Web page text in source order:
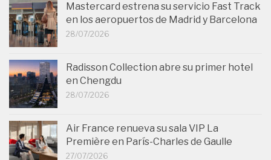
Mastercard estrena su servicio Fast Track
en los aeropuertos de Madrid y Barcelona
28/07/2026
Radisson Collection abre su primer hotel
en Chengdu
28/07/2026
Air France renueva su sala VIP La
Première en París-Charles de Gaulle
27/07/2026